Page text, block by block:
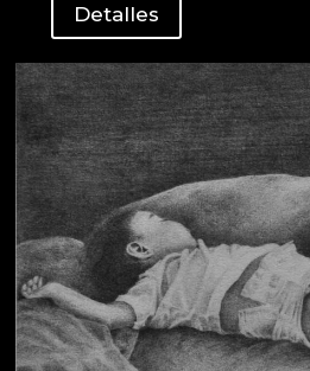
Detalles